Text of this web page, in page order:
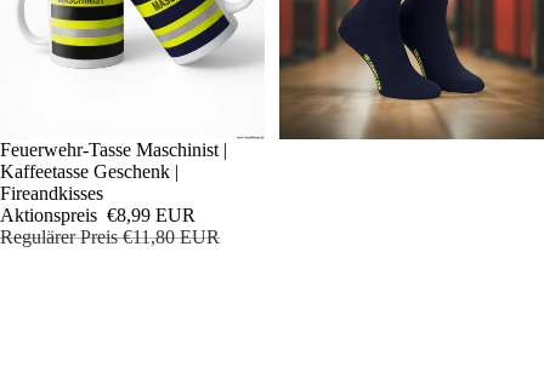
Sale
Feuerwehr-Tasse Maschinist |
Kaffeetasse Geschenk |
Fireandkisses
Aktionspreis €8,99 EUR
Regulärer Preis€11,80 EUR